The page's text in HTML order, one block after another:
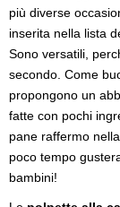
più diverse
inserita nella lista
Sono versatili,
secondo. Come
propongono un
fatte con pochi
pane raffermo
poco tempo
bambini!